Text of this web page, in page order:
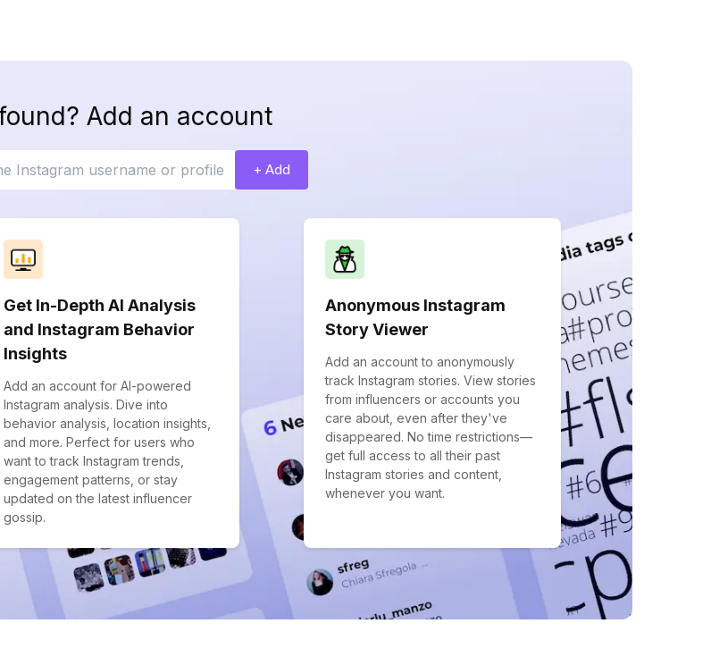
Add an account
+ Add
Get In-Depth AI Analysis
and Instagram Behavior
Insights
Add an account for AI-powered
Instagram analysis. Dive into
behavior analysis, location insights,
and more. Perfect for users who
want to track Instagram trends,
engagement patterns, or stay
updated on the latest influencer
gossip.
Anonymous Instagram
Story Viewer
Add an account to anonymously
track Instagram stories. View stories
from influencers or accounts you
care about, even after they've
disappeared. No time restrictions—
get full access to all their past
Instagram stories and content,
whenever you want.